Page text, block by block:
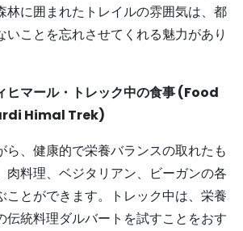
林に囲まれたトレイルの雰囲気は、都
いことを忘れさせてくれる魅力があり
ヒマール・トレック中の食事 (Food
Himal Trek)
ら、健康的で栄養バランスの取れたも
肉料理、ベジタリアン、ビーガンの各
ことができます。トレック中は、栄養
伝統料理ダルバートを試すことをおす